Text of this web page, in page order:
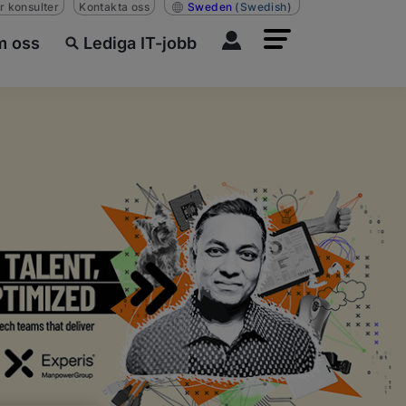
oss Lediga IT-jobb
konsulter Kontakta oss Sweden (Swedish)